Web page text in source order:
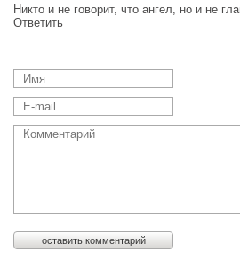
Никто и не говорит, что ангел, но и не
Ответить